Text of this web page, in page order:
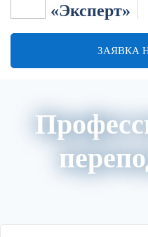
«Эксперт»
ЗАЯВКА